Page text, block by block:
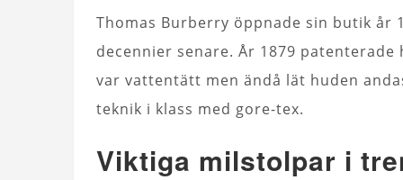
Thomas Burberry öppnade sin butik år
decennier senare. År 1879
var vattentätt men ändå lät huden
teknik i klass med gore-tex.
Viktiga milstolpar i